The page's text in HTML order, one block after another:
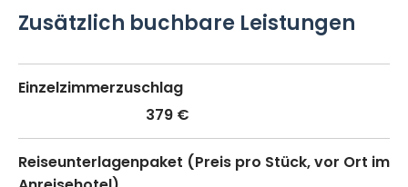
Zusätzlich buchbare Leistungen
Einzelzimmerzuschlag
379 €
Reiseunterlagenpaket (Preis pro Stück, vor Ort im